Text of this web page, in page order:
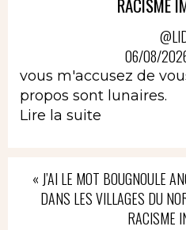
RACISME
06/08/
vous m'accusez de
propos sont lunaires.
Lire la suite
« J’AI LE MOT BOUGNOULE
DANS LES VILLAGES DU
RACISME